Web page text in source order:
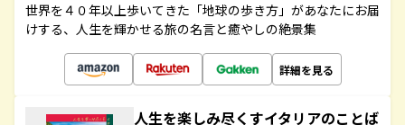
世界を４０年以上歩いてきた「地球の歩き方」があなたにお届
けする、人生を輝かせる旅の名言と癒やしの絶景集
詳細を見る
人生を楽しみ尽くすイタリアのことば